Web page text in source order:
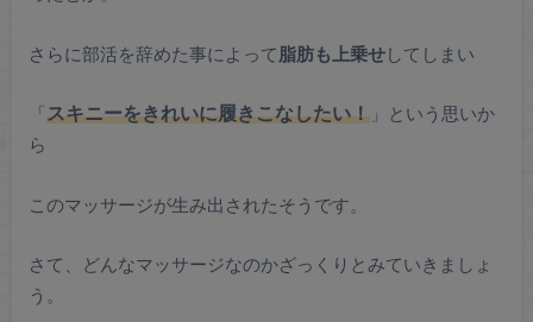
さらに部活を辞めた事によって 脂肪も上乗せしてしまい
「スキニーをきれいに履きこなしたい！」という思いか
ら
このマッサージが生み出されたそうです。
さて、どんなマッサージなのかざっくりとみていきましょ
う。